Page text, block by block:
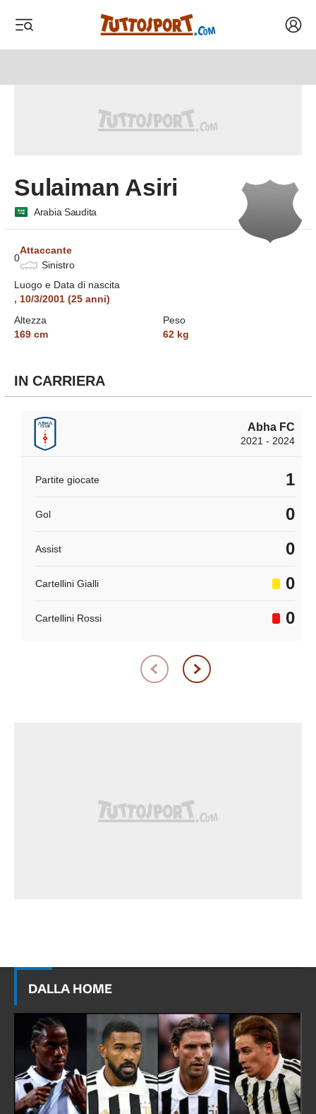
Sulaiman Asiri
Arabia Saudita
0
Attaccante
Sinistro
Luogo e Data di nascita
, 10/3/2001 (25 anni)
Altezza
169 cm
Peso
62 kg
IN CARRIERA
Abha FC
2021 - 2024
Partite giocate 1
Gol 0
Assist 0
Cartellini Gialli 0
Cartellini Rossi 0
DALLA HOME